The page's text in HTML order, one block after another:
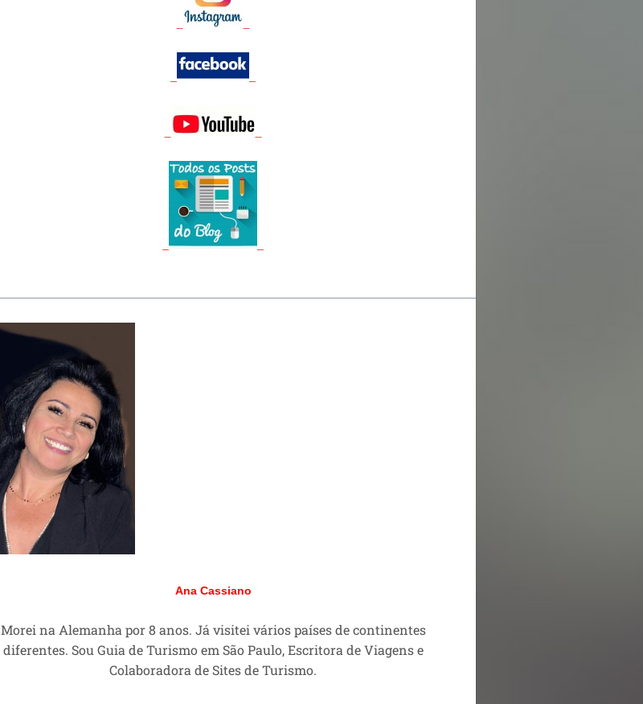
Ana Cassiano
Morei na Alemanha por 8 anos. Já visitei vários países de continentes
diferentes. Sou Guia de Turismo em São Paulo, Escritora de Viagens e
Colaboradora de Sites de Turismo.